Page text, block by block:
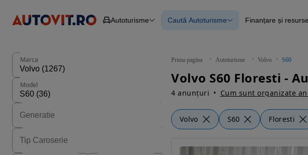
Autoturisme
Autoturisme
Mașini electrice
Mașini cu detalii verificate
Caută Autoturisme
Blog Autovit.ro
Finanțare și resurse
Prima pagina Autoturisme Volvo S60
Volvo S60 Floresti -
4 anunțuri Cum sunt organizate
Volvo S60 Floresti
Marca
Model